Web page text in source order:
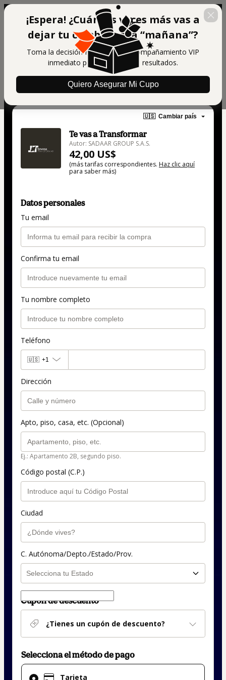
¡Espera! ¿Cuántas veces más vas a
dejar tu cambio para “mañana”?
Toma la decisión HOY y recibe acompañamiento VIP
inmediato para asegurar tus resultados.
Quiero Asegurar Mi Cupo
🇺🇸 Cambiar país
Te vas a Transformar
Autor: SADAAR GROUP S.A.S.
42,00 US$
(más tarifas correspondientes. Haz clic aquí
para saber más)
Datos personales
Tu email
Confirma tu email
Tu nombre completo
Teléfono
🇺🇸 +1
Dirección
Apto, piso, casa, etc. (Opcional)
Ej.: Apartamento 2B, segundo piso.
Código postal (C.P.)
Ciudad
C. Autónoma/Depto./Estado/Prov.
Cupón de descuento
¿Tienes un cupón de descuento?
Selecciona el método de pago
Tarjeta
El